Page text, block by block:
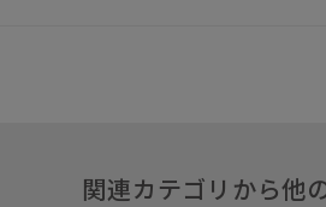
関連カテゴリから他